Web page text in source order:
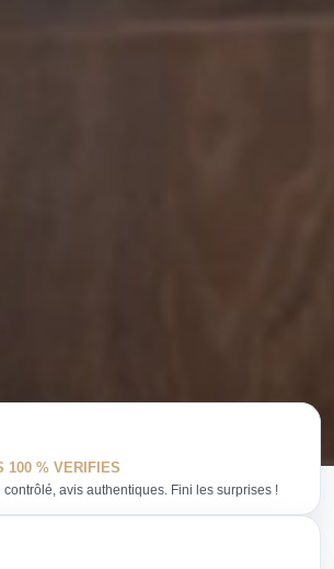
100 % VERIFIES
contrôlé, avis authentiques. Fini les surprises !